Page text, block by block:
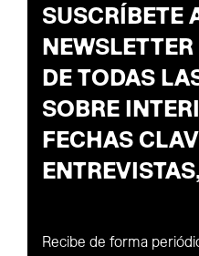
SUSCRÍBETE
DE TODAS
SOBRE
FECHAS
Recibe de forma